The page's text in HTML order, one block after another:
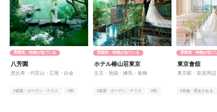
雰囲気・特徴が似ている
八芳園
恵比寿・代官山・広尾・白金
#庭園・ガーデン・テラス
#和
雰囲気・特徴が似ている
ホテル椿山荘東京
文京・池袋・練馬・板橋
#庭園・ガーデン・テラス
#和
雰囲気・特徴が似て
東京會舘
東京駅・皇居周辺
#老舗・歴史がある